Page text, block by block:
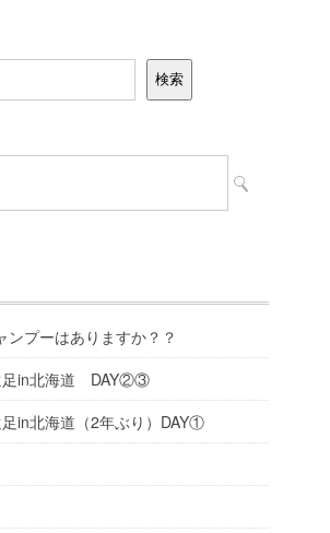
検索
ンプーはありますか？？
足in北海道 DAY②③
in北海道（2年ぶり）DAY①